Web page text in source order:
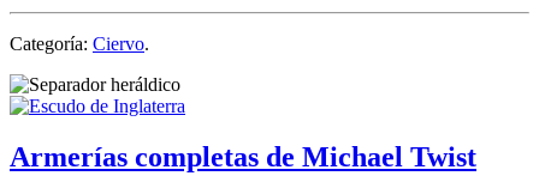
Categoría: Ciervo.
Armerías completas de Michael Twist